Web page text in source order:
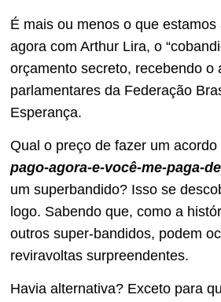
É mais ou menos o que estamos
agora com Arthur Lira, o
orçamento secreto, recebendo o
parlamentares da Federação
Esperança.
Qual o preço de fazer um acordo
pago-agora-e-você-me-paga-
um superbandido? Isso se
logo. Sabendo que, como a
outros super-bandidos, podem
reviravoltas surpreendentes.
Havia alternativa? Exceto para